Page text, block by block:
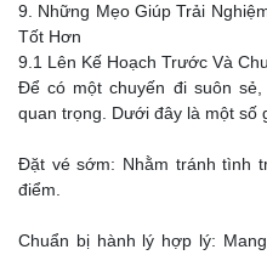
9. Những Mẹo Giúp Trải
Tốt Hơn
9.1 Lên Kế Hoạch Trước Và
Để có một chuyến đi suôn
quan trọng. Dưới đây là một số
Đặt vé sớm: Nhằm tránh tình
điểm.
Chuẩn bị hành lý hợp lý: